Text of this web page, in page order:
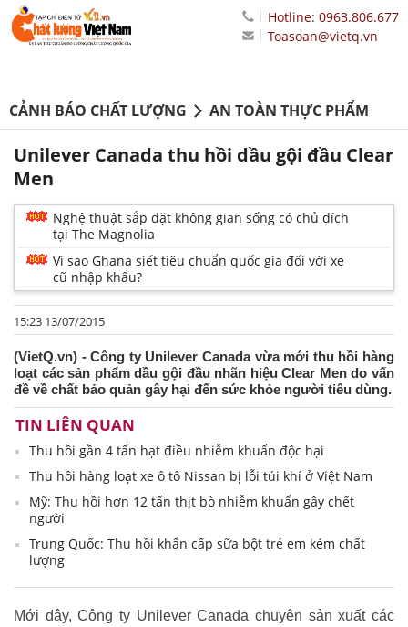
Hotline: 0963.806.677
Toasoan@vietq.vn
CẢNH BÁO CHẤT LƯỢNG AN TOÀN THỰC PHẨM
Unilever Canada thu hồi dầu gội đầu Clear
Men
Nghệ thuật sắp đặt không gian sống có chủ đích
tại The Magnolia
Vì sao Ghana siết tiêu chuẩn quốc gia đối với xe
cũ nhập khẩu?
15:23 13/07/2015
(VietQ.vn) - Công ty Unilever Canada vừa mới thu hồi hàng
loạt các sản phẩm dầu gội đầu nhãn hiệu Clear Men do vấn
đề về chất bảo quản gây hại đến sức khỏe người tiêu dùng.
TIN LIÊN QUAN
Thu hồi gần 4 tấn hạt điều nhiễm khuẩn độc hại
Thu hồi hàng loạt xe ô tô Nissan bị lỗi túi khí ở Việt Nam
Mỹ: Thu hồi hơn 12 tấn thịt bò nhiễm khuẩn gây chết
người
Trung Quốc: Thu hồi khẩn cấp sữa bột trẻ em kém chất
lượng
Mới đây, Công ty Unilever Canada chuyên sản xuất các